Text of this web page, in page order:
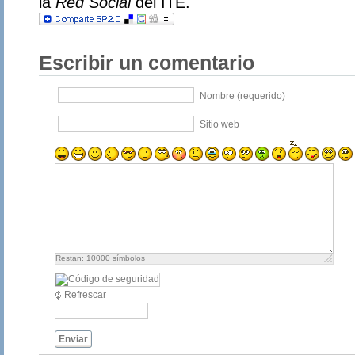
Escribir un comentario
Nombre (requerido)
Sitio web
Restan: 10000 símbolos
Refrescar
Enviar